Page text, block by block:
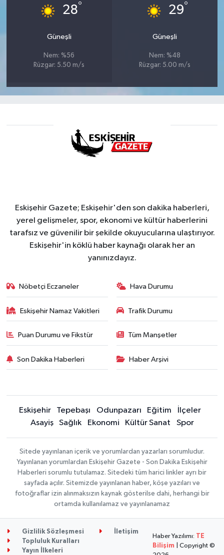
28°
Güneşli
Nem: %56
Rüzgar: 5.50 m/s
29°
Güneşli
Nem: %48
Rüzgar: 5.00 m/s
Eskişehir Gazete; Eskişehir'den son dakika haberleri,
yerel gelişmeler, spor, ekonomi ve kültür haberlerini
tarafsız ve güvenilir bir şekilde okuyucularına ulaştırıyor.
Eskişehir'in köklü haber kaynağı olarak her an
yanınızdayız.
Nöbetçi Eczaneler Hava Durumu
Eskişehir Namaz Vakitleri Trafik Durumu
Puan Durumu ve Fikstür Tüm Manşetler
Son Dakika Haberleri Haber Arşivi
Eskişehir Tepebaşı Odunpazarı Eğitim
İlçeler
Asayiş
Sağlık Ekonomi Kültür Sanat Spor
Sitede yayınlanan içerik ve yorumlardan yazarları sorumludur.
Yayınlanan yorumlardan Eskişehir Gazete - Son Dakika Eskişehir
Haberleri sorumlu tutulamaz. Sitedeki tüm harici linkler ayrı bir
sayfada açılır. Sitemizde yayınlanan haber, köşe yazıları ve
fotoğraflar izin alınmaksızın kaynak gösterilse dahi, herhangi bir
ortamda kullanılamaz ve yayınlanamaz
Gizlilik Sözleşmesi
İletişim
Topluluk Kuralları
Yayın İlkeleri
Haber Yazılımı: TE
Bilişim | Copyright ©